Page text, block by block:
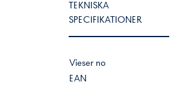
TEKNISKA
SPECIFIKATIONER
Vieser no
EAN